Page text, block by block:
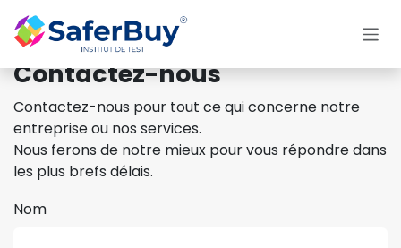
Contactez-nous
Contactez-nous pour tout ce qui concerne notre
entreprise ou nos services.
Nous ferons de notre mieux pour vous répondre dans
les plus brefs délais.
Nom